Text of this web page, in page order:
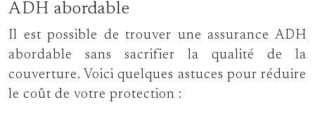
ADH abordable
Il est possible de trouver une assurance ADH
abordable sans sacrifier la qualité de la
couverture. Voici quelques astuces pour réduire
le coût de votre protection :